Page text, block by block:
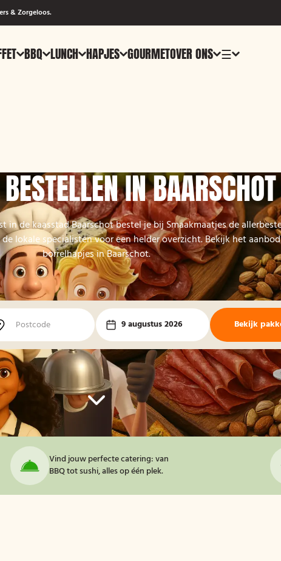
& Zorgeloos.
BBQ LUNCH HAPJES GOURMETOVER ONS ☰
IN BAARSCHOT
in de kaasstad Baarschot bestel je bij Smaakmaatjes de
lokale specialisten voor een helder overzicht. Bekijk het aanbod
borrelhapjes in Baarschot.
9 augustus 2026 Bekijk
Vind jouw perfecte catering: van
BBQ tot sushi, alles op één plek.